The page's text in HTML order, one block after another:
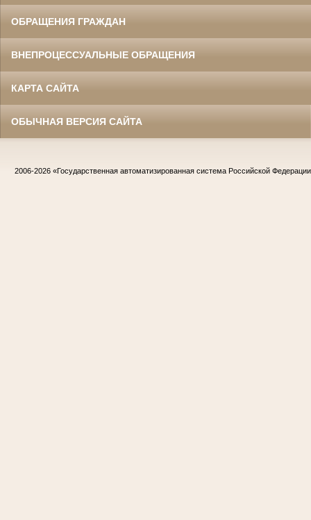
ОБРАЩЕНИЯ ГРАЖДАН
ВНЕПРОЦЕССУАЛЬНЫЕ ОБРАЩЕНИЯ
КАРТА САЙТА
ОБЫЧНАЯ ВЕРСИЯ САЙТА
2006-2026 «Государственная автоматизированная система Российской